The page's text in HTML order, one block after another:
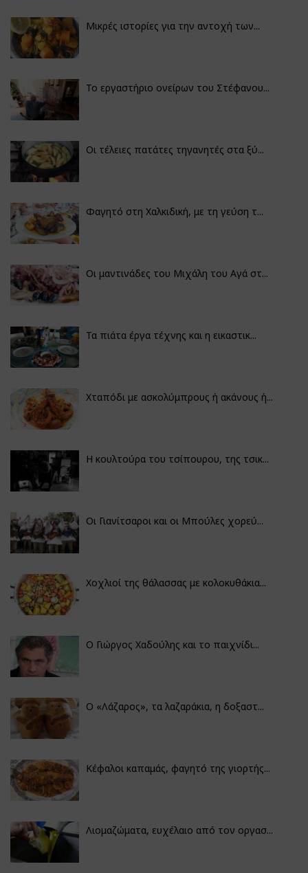
Μικρές ιστορίες για την αντοχή των...
Το εργαστήριο ονείρων του Στέφανου...
Οι τέλειες πατάτες τηγανητές στα ξύ...
Φαγητό στη Χαλκιδική, με τη γεύση τ...
Οι μαντινάδες του Μιχάλη του Αγά στ...
Τα πιάτα έργα τέχνης και η εικαστικ...
Χταπόδι με ασκολύμπρους ή ακάνους ή...
Η κουλτούρα του τσίπουρου, της τσικ...
Οι Γιανίτσαροι και οι Μπούλες χορεύ...
Χοχλιοί της θάλασσας με κολοκυθάκια...
Ο Γιώργος Χαδούλης και το παιχνίδι...
Ο «Λάζαρος», τα λαζαράκια, η δοξαστ...
Κέφαλοι καπαμάς, φαγητό της γιορτής...
Λιομαζώματα, ευχέλαιο από τον οργασ...